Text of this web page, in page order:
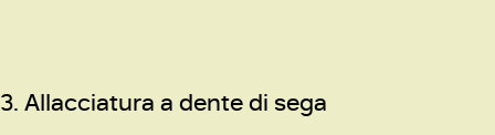
3. Allacciatura a dente di sega